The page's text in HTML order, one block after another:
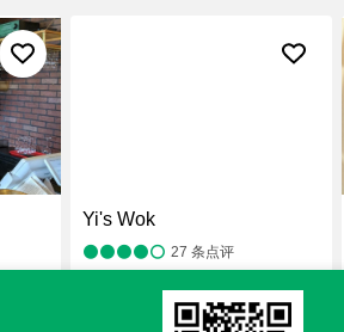
Yi's Wok
27 条点评